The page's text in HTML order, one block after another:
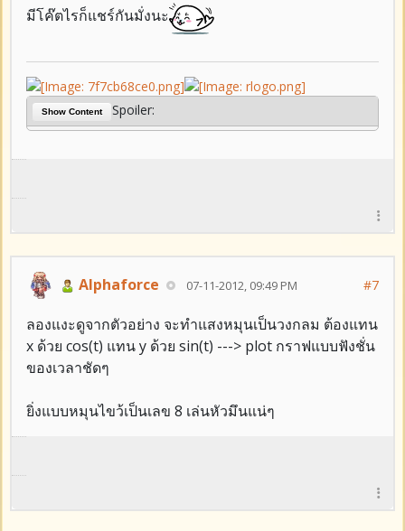
มีโค๊ตไรก็แชร์กันมั่งนะ
Show Content Spoiler:
Alphaforce 07-11-2012, 09:49 PM #7
ลองแงะดูจากตัวอย่าง จะทำแสงหมุนเป็นวงกลม ต้องแทน
x ด้วย cos(t) แทน y ด้วย sin(t) ---> plot กราฟแบบฟังชั่น
ของเวลาชัดๆ
ยิ่งแบบหมุนไขว้เป็นเลข 8 เล่นหัวมึนแน่ๆ